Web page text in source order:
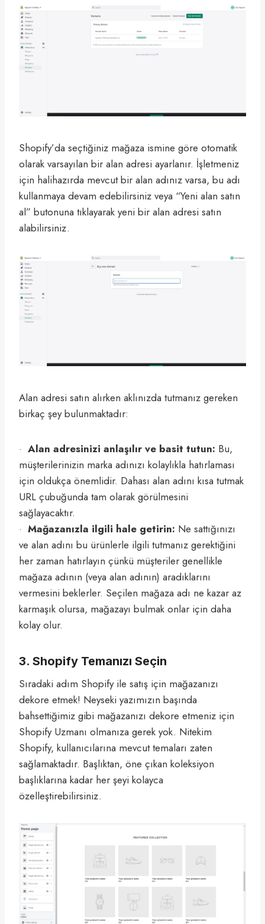
Shopify’da seçtiğiniz mağaza ismine göre otomatik
olarak varsayılan bir alan adresi ayarlanır. İşletmeniz
için halihazırda mevcut bir alan adınız varsa, bu adı
kullanmaya devam edebilirsiniz veya “Yeni alan satın
al” butonuna tıklayarak yeni bir alan adresi satın
alabilirsiniz.
Alan adresi satın alırken aklınızda tutmanız gereken
birkaç şey bulunmaktadır:
· Alan adresinizi anlaşılır ve basit tutun: Bu,
müşterilerinizin marka adınızı kolaylıkla hatırlaması
için oldukça önemlidir. Dahası alan adını kısa tutmak
URL çubuğunda tam olarak görülmesini
sağlayacaktır.
· Mağazanızla ilgili hale getirin: Ne sattığınızı
ve alan adını bu ürünlerle ilgili tutmanız gerektiğini
her zaman hatırlayın çünkü müşteriler genellikle
mağaza adının (veya alan adının) aradıklarını
vermesini beklerler. Seçilen mağaza adı ne kazar az
karmaşık olursa, mağazayı bulmak onlar için daha
kolay olur.
3. Shopify Temanızı Seçin
Sıradaki adım Shopify ile satış için mağazanızı
dekore etmek! Neyseki yazımızın başında
bahsettiğimiz gibi mağazanızı dekore etmeniz için
Shopify Uzmanı olmanıza gerek yok. Nitekim
Shopify, kullanıcılarına mevcut temaları zaten
sağlamaktadır. Başlıktan, öne çıkan koleksiyon
başlıklarına kadar her şeyi kolayca
özelleştirebilirsiniz.